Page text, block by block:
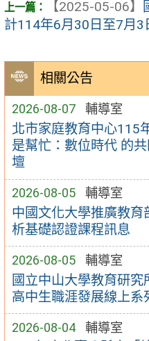
相關公告
2026-08-07 輔導室
北市家庭教育中心115
是幫忙：數位時代 的
壇
2026-08-05 輔導室
中國文化大學推廣教
析基礎認證課程訊息
2026-08-05 輔導室
國立中山大學教育研
高中生職涯發展線上系
2026-08-04 輔導室
【2025-05-06】
計114年6月30日至7月3